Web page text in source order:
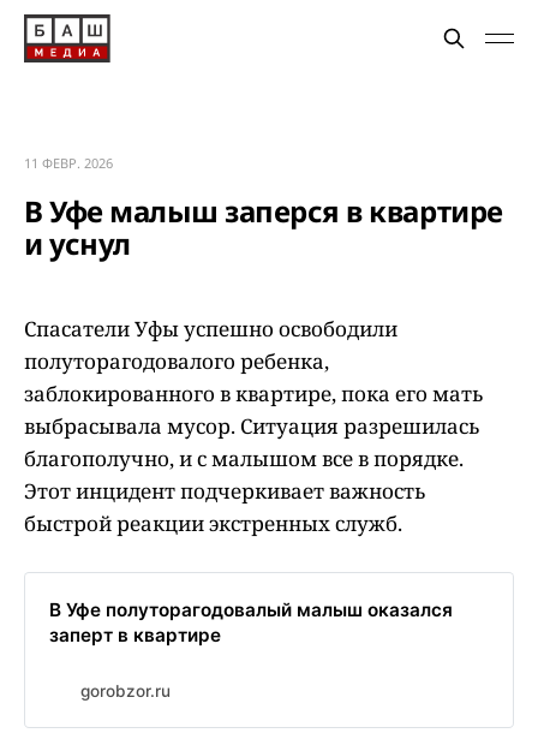
11 ФЕВР. 2026
В Уфе малыш заперся в квартире
и уснул
Спасатели Уфы успешно освободили
полуторагодовалого ребенка,
заблокированного в квартире, пока его мать
выбрасывала мусор. Ситуация разрешилась
благополучно, и с малышом все в порядке.
Этот инцидент подчеркивает важность
быстрой реакции экстренных служб.
В Уфе полуторагодовалый малыш оказался
заперт в квартире
gorobzor.ru